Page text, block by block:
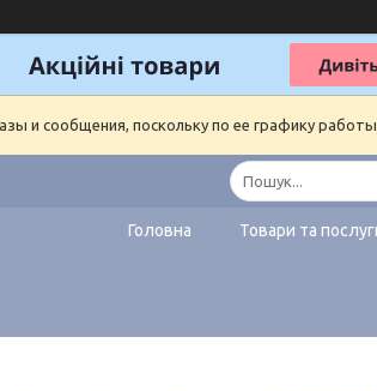
и сообщения, поскольку по ее графику
Головна Товари та